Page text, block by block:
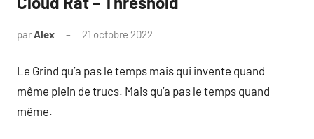
parAlex 21 octobre 2022
Le Grind qu’a pas le temps mais qui invente quand
même plein de trucs. Mais qu’a pas le temps quand
même.